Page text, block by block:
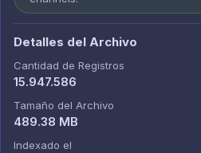
Detalles del Archivo
Cantidad de Registros
15.947.586
Tamaño del Archivo
489.38 MB
Indexado el